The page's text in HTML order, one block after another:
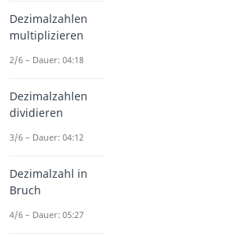
Dezimalzahlen
multiplizieren
2/6 – Dauer: 04:18
Dezimalzahlen
dividieren
3/6 – Dauer: 04:12
Dezimalzahl in
Bruch
4/6 – Dauer: 05:27